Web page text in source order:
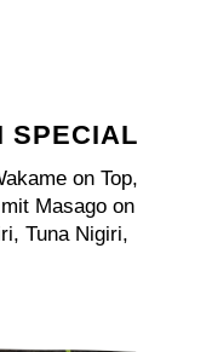
SPECIAL
on Top,
Masago on
Tuna Nigiri,